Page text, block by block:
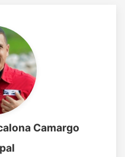
Camargo